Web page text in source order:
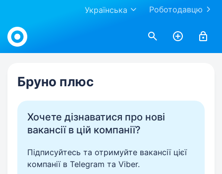
Роботодавцю
Українська
Work.ua
Бруно плюс
Хочете дізнаватися про нові
вакансії в цій компанії?
Підписуйтесь та отримуйте вакансії цієї
компанії в Telegram та Viber.